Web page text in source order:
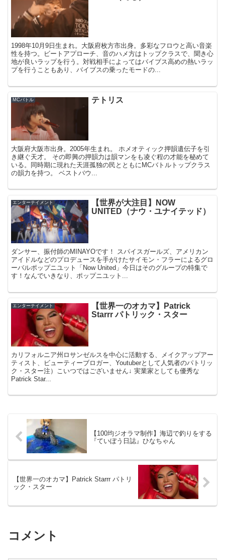
1998年10月9日生まれ。大阪府枚方市出身。多彩なフロウと高い音楽
性を持つ。ビートアプローチ、音のハメ方はトップクラスで、聞き心
地が良いラップを行う。対戦相手によってはバイブス高めの熱いラッ
プを行うこともあり、バイブスの乗ったモードの...
MCバトル テトリス
大阪府大阪市出身。2005年生まれ。 ホメオティック押韻遺伝子を引
き継ぐ天才。 その即興の押韻力は韻マンをも凌ぐ程の才能を秘めて
いる。同時期に現れた天涯孤独の民とともにMCバトルトップクラス
の韻力を持つ。 ベストバウ...
エンターテイメント
【世界が大注目】NOW
UNITED（ナウ・ユナイテッド）
ダンサー、振付師のMINAYOです！ スパイスガールズ、アメリカン
アイドルなどのプロデュースを手がけたサイモン・フラーによるグロ
ーバルポップニユット「Now United」今日はそのグループの特集で
す！なんでいきなり、ポップニユット...
エンターテイメント
【世界一のオカマ】Patrick
Starrr パトリック・スター
カリフォルニア州ロサンゼルスを中心に活動する、メイクアップアー
ティスト、ビューティーブロガー、Youtuberとして人気者のパトリッ
ク・スター注）こいつではございません↓ 実業家としても優秀な
Patrick Star...
【100均ジオラマ制作】海辺で釣りをする
『ていぼう日誌』ひなちゃん
【世界一のオカマ】Patrick Starrr パトリ
ック・スター
コメント